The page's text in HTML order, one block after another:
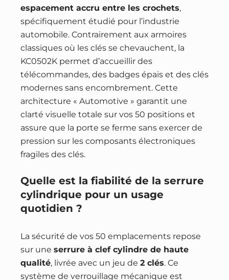
espacement accru entre les crochets,
spécifiquement étudié pour l’industrie
automobile. Contrairement aux armoires
classiques où les clés se chevauchent, la
KC0502K permet d’accueillir des
télécommandes, des badges épais et des clés
modernes sans encombrement. Cette
architecture « Automotive » garantit une
clarté visuelle totale sur vos 50 positions et
assure que la porte se ferme sans exercer de
pression sur les composants électroniques
fragiles des clés.
Quelle est la fiabilité de la serrure
cylindrique pour un usage
quotidien ?
La sécurité de vos 50 emplacements repose
sur une serrure à clef cylindre de haute
qualité, livrée avec un jeu de 2 clés. Ce
système de verrouillage mécanique est